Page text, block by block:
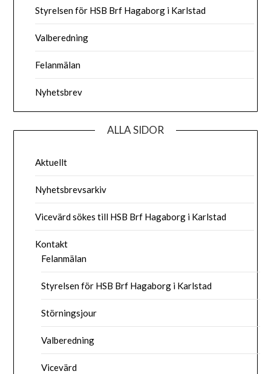
Styrelsen för HSB Brf Hagaborg i Karlstad
Valberedning
Felanmälan
Nyhetsbrev
ALLA SIDOR
Aktuellt
Nyhetsbrevsarkiv
Vicevärd sökes till HSB Brf Hagaborg i Karlstad
Kontakt
Felanmälan
Styrelsen för HSB Brf Hagaborg i Karlstad
Störningsjour
Valberedning
Vicevärd